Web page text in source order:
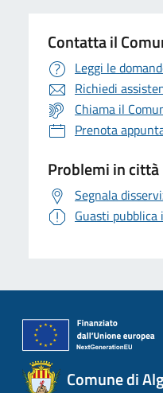
Contatta il
Leggi le
Richiedi
Chiama il
Prenota
Problemi in città
Segnala
Guasti
Comune di